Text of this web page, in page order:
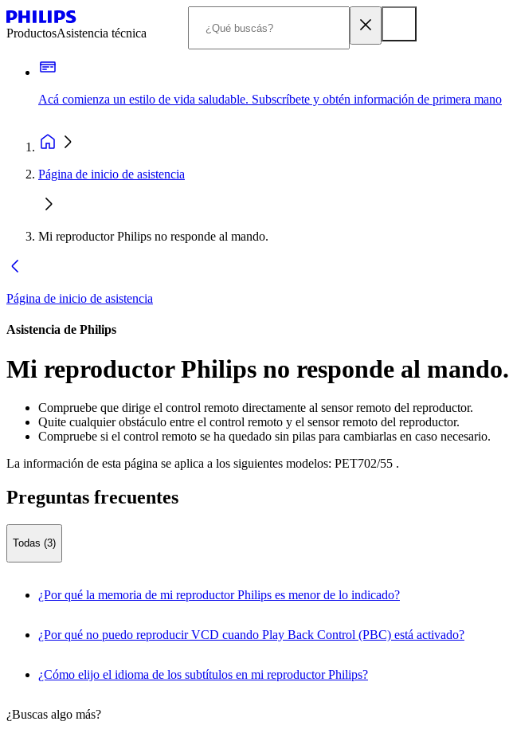
ProductosAsistencia técnica
Acá comienza un estilo de vida saludable. Subscríbete y obtén información de primera mano
Página de inicio de asistencia
Mi reproductor Philips no responde al mando.
Página de inicio de asistencia
Asistencia de Philips
Mi reproductor Philips no responde al mando.
Compruebe que dirige el control remoto directamente al sensor remoto del reproductor.
Quite cualquier obstáculo entre el control remoto y el sensor remoto del reproductor.
Compruebe si el control remoto se ha quedado sin pilas para cambiarlas en caso necesario.
La información de esta página se aplica a los siguientes modelos: PET702/55 .
Preguntas frecuentes
Todas (3)
¿Por qué la memoria de mi reproductor Philips es menor de lo indicado?
¿Por qué no puedo reproducir VCD cuando Play Back Control (PBC) está activado?
¿Cómo elijo el idioma de los subtítulos en mi reproductor Philips?
¿Buscas algo más?